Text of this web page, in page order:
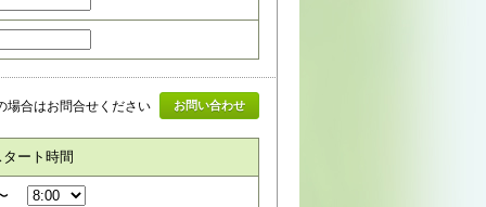
場合はお問合せください お問い合わせ
ート時間